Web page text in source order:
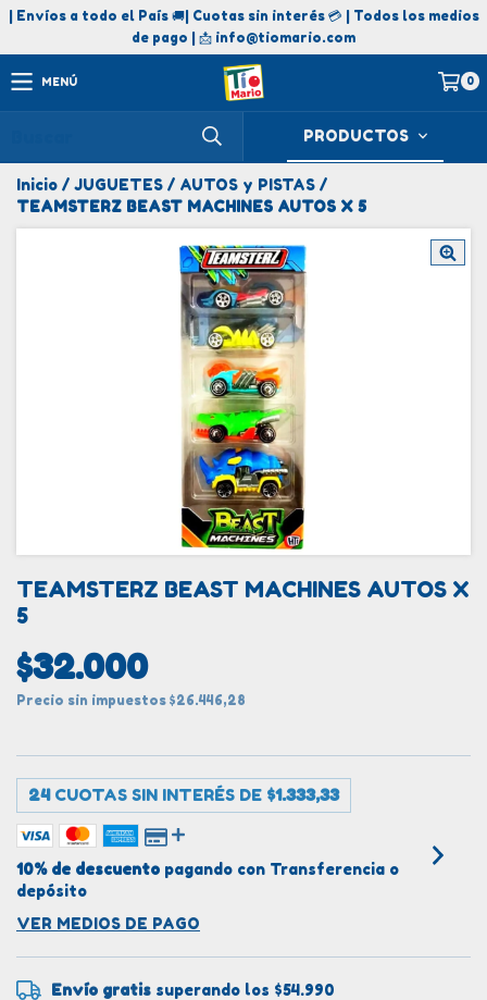
| Envíos a todo el País 🚚| Cuotas sin interés 💳 | Todos los medios
de pago | 📩 info@tiomario.com
MENÚ 0
PRODUCTOS
Inicio / JUGUETES / AUTOS y PISTAS /
TEAMSTERZ BEAST MACHINES AUTOS X 5
TEAMSTERZ BEAST MACHINES AUTOS X
5
$32.000
Precio sin impuestos $26.446,28
24 CUOTAS SIN INTERÉS DE $1.333,33
10% de descuento pagando con Transferencia o
depósito
VER MEDIOS DE PAGO
Envío gratis superando los $54.990